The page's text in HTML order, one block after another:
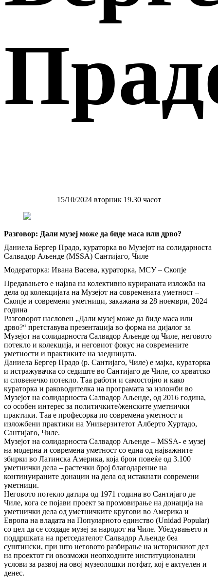
15/10/2024 вторник 19.30 часот
Разговор: Дали музеј може да биде маса или дрво?
Даниела Бергер Прадо, кураторка во Музејот на солидарноста
Салвадор Аљенде (MSSA) Сантијаго, Чиле
Модераторка: Ивана Васева, кураторка, МСУ – Скопје
Предавањето е најава на колективно курираната изложба на
дела од колекцијата на Музејот на современата уметност –
Скопје и современи уметници, закажана за 28 ноември, 2024
година
Разговорот насловен „Дали музеј може да биде маса или
дрво?“ претставува презентација во форма на дијалог за
Музејот на солидарноста Салвадор Аљенде од Чиле, неговото
потекло и колекција, и неговиот фокус на современите
уметности и практиките на заедницата.
Даниела Бергер Прадо (р. Сантијаго, Чиле) е мајка, кураторка
и истражувачка со седиште во Сантијаго де Чиле, со хрватско
и словенечко потекло. Таа работи и самостојно и како
кураторка и раководителка на програмата за изложби во
Музејот на солидарноста Салвадор Аљенде, од 2016 година,
со особен интерес за политичките/женските уметнички
практики. Таа е професорка по современа уметност и
изложбени практики на Универзитетот Алберто Хуртадо,
Сантијаго, Чиле.
Музејот на солидарноста Салвадор Аљенде – MSSA- е музеј
на модерна и современа уметност со една од најважните
збирки во Латинска Америка, која брои повеќе од 3.100
уметнички дела – растечки број благодарение на
континуираните донации на дела од истакнати современи
уметници.
Неговото потекло датира од 1971 година во Сантијаго де
Чиле, кога се појави проект за промовирање на донација на
уметнички дела од уметничките кругови во Америка и
Европа на владата на Популарното единство (Unidad Popular)
со цел да се создаде музеј за народот на Чиле. Убедувањето и
поддршката на претседателот Салвадор Аљенде беа
суштински, при што неговото разбирање на историскиот дел
на проектот ги овозможи неопходните институционални
услови за развој на овој музеолошки потфат, кој е актуелен и
денес.